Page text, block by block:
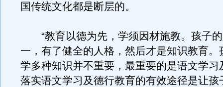
国传统文化都是断层的。
“教育以德为先，学须因材施教。孩子的
一，有了健全的人格，然后才是知识教育。
学多种知识并不重要，最重要的是语文学习
落实语文学习及德行教育的有效途径是让孩